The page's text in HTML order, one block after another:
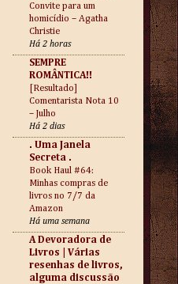
Convite para um
homicídio – Agatha
Christie
Há 2 horas
SEMPRE
ROMÂNTICA!!
[Resultado]
Comentarista Nota 10
– Julho
Há 2 dias
. Uma Janela
Secreta .
Book Haul #64:
Minhas compras de
livros no 7/7 da
Amazon
Há uma semana
A Devoradora de
Livros | Várias
resenhas de livros,
alguma discussão